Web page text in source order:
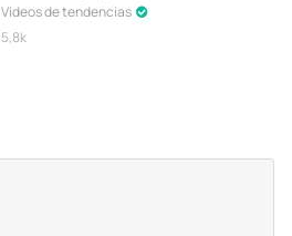
Vídeos de tendencias
5,8k